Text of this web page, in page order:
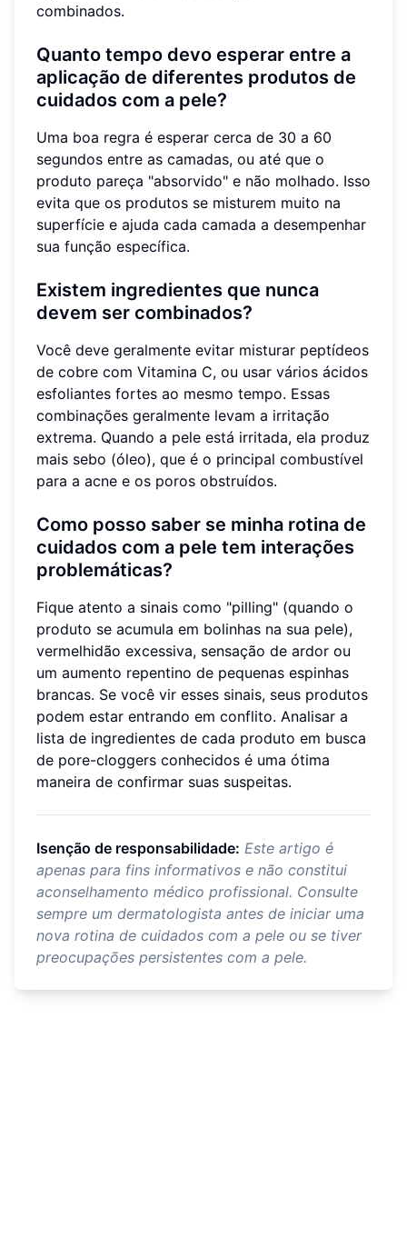
combinados.
Quanto tempo devo esperar entre a
aplicação de diferentes produtos de
cuidados com a pele?
Uma boa regra é esperar cerca de 30 a 60
segundos entre as camadas, ou até que o
produto pareça "absorvido" e não molhado. Isso
evita que os produtos se misturem muito na
superfície e ajuda cada camada a desempenhar
sua função específica.
Existem ingredientes que nunca
devem ser combinados?
Você deve geralmente evitar misturar peptídeos
de cobre com Vitamina C, ou usar vários ácidos
esfoliantes fortes ao mesmo tempo. Essas
combinações geralmente levam a irritação
extrema. Quando a pele está irritada, ela produz
mais sebo (óleo), que é o principal combustível
para a acne e os poros obstruídos.
Como posso saber se minha rotina de
cuidados com a pele tem interações
problemáticas?
Fique atento a sinais como "pilling" (quando o
produto se acumula em bolinhas na sua pele),
vermelhidão excessiva, sensação de ardor ou
um aumento repentino de pequenas espinhas
brancas. Se você vir esses sinais, seus produtos
podem estar entrando em conflito. Analisar a
lista de ingredientes de cada produto em busca
de pore-cloggers conhecidos é uma ótima
maneira de confirmar suas suspeitas.
Isenção de responsabilidade: Este artigo é
apenas para fins informativos e não constitui
aconselhamento médico profissional. Consulte
sempre um dermatologista antes de iniciar uma
nova rotina de cuidados com a pele ou se tiver
preocupações persistentes com a pele.